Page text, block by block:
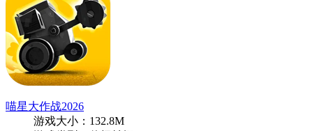
喵星大作战2026
游戏大小：132.8M